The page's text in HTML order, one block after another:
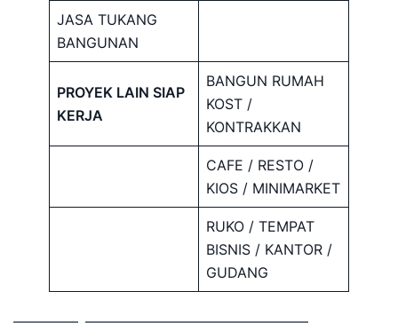
JASA TUKANG
BANGUNAN
PROYEK LAIN SIAP
KERJA
BANGUN RUMAH
KOST /
KONTRAKKAN
CAFE / RESTO /
KIOS / MINIMARKET
RUKO / TEMPAT
BISNIS / KANTOR /
GUDANG